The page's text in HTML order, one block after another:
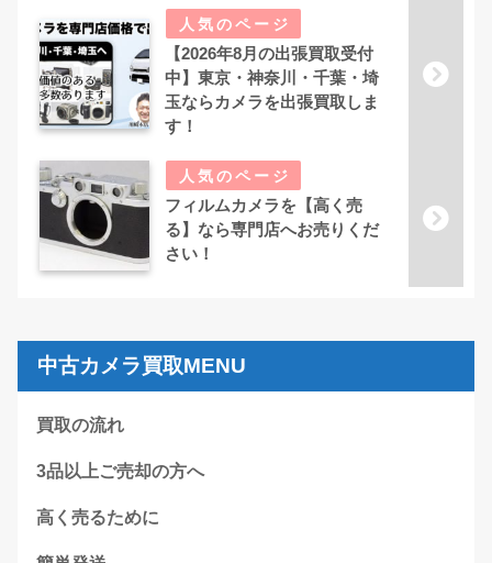
【2026年8月の出張買取受付
中】東京・神奈川・千葉・埼
玉ならカメラを出張買取しま
す！
フィルムカメラを【高く売
る】なら専門店へお売りくだ
さい！
中古カメラ買取MENU
買取の流れ
3品以上ご売却の方へ
高く売るために